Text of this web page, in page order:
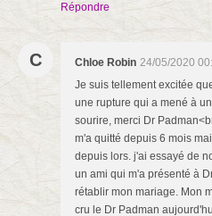
Répondre
C Chloe Robin 24/05/2020
Je suis tellement excitée
une rupture qui a mené à
sourire, merci Dr
m'a quitté depuis 6 mois
depuis lors. j'ai essayé de
un ami qui m'a présenté à
rétablir mon mariage. Mon
cru le Dr Padman